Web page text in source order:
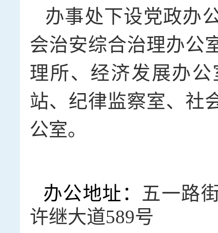
办事处下设党政办
会治安综合治理办公
理所、经济发展办
站、纪律监察室、社
公室。
办公地址： 五一路
许继大道589号